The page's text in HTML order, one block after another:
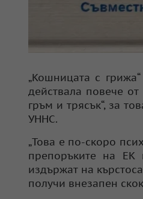
„Кошницата с
действала повече
гръм и трясък“, за
УННС.
„Това е по-скоро
препоръките на ЕК
издържат на
получи внезапен